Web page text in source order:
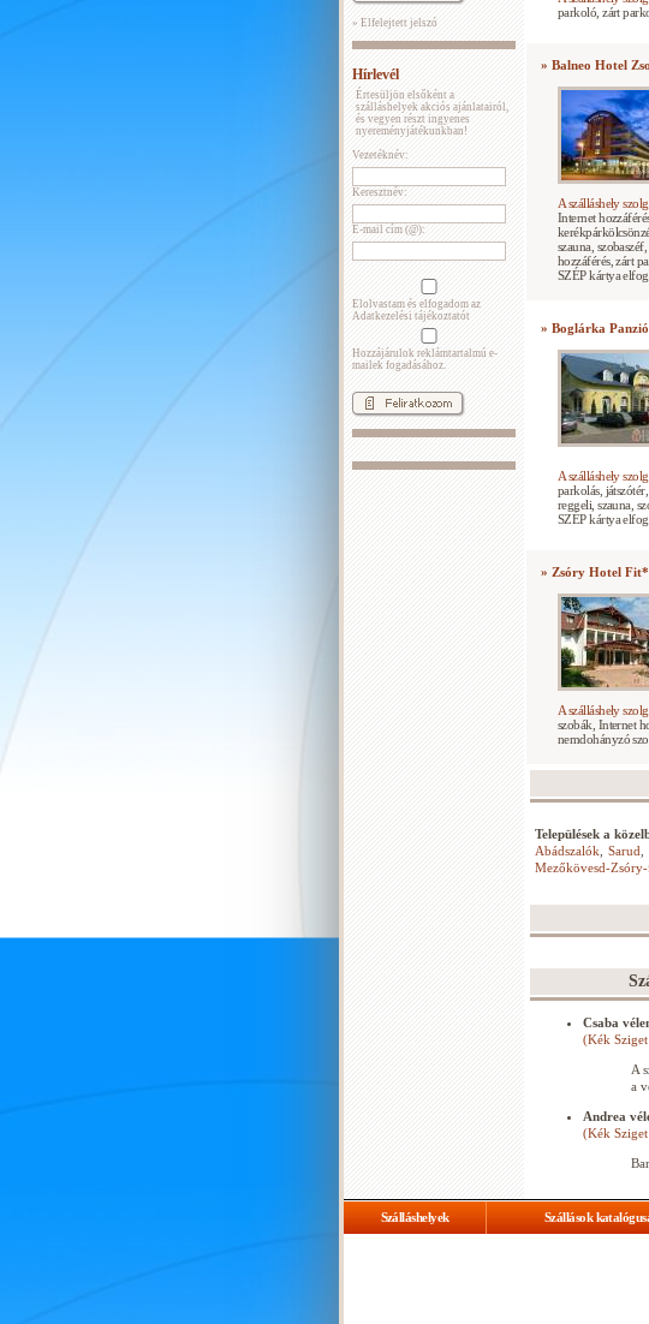
» Elfelejtett jelszó
Hírlevél
Értesüljön elsőként a
szálláshelyek akciós ajánlatairól,
és vegyen részt ingyenes
nyereményjátékunkban!
Vezetéknév:
Keresztnév:
E-mail cím (@):
Elolvastam és elfogadom az
Adatkezelési tájékoztatót
Hozzájárulok reklámtartalmú e-
mailek fogadásához.
parkoló, zárt
» Balneo Hotel
A szálláshely
Internet
szauna,
hozzáférés, zárt
SZÉP kártya
» Boglárka
A szálláshely
parkolás,
reggeli, szauna,
SZÉP kártya
» Zsóry Hotel
A szálláshely
szobák, Internet
nemdohányzó
Települések a
Abádszalók ,Sarud
Mezőkövesd-
Csaba
(Kék
A
a
Andrea
(Kék
Szálláshelyek Szállások